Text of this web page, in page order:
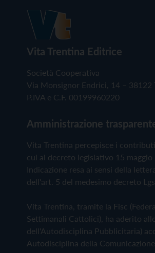
Vita Trentina Editrice
Società Cooperativa
Via Monsignor Endrici, 14 – 38122
P.IVA e C.F. 00199960220
Amministrazione
Vita Trentina percepisce i
cui al decreto legislativo 15 maggio
Indicazione resa ai sensi della
dell'art. 5 del medesimo decreto
Vita Trentina, tramite la Fisc
Settimanali Cattolici), ha aderito
dell'Autodisciplina Pubblicitaria)
Autodisciplina della